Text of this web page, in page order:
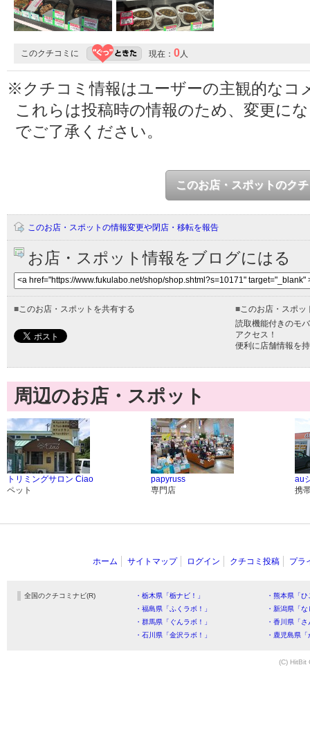
このクチコミに 現在： 0 人
※クチコミ情報はユーザーの主観的なコ
これらは投稿時の情報のため、変更に
でご了承ください。
このお店・スポットのク
このお店・スポットの情報変更や閉店・移転を報告
お店・スポット情報をブログにはる
■ このお店・スポットを共有する ■ このお店・スポ
読取機能付きのモ
アクセス！
便利に店舗情報を
周辺のお店・スポット
トリミングサロン Ciao
ペット
papyruss
専門店
au
携
ホーム サイトマップ ログイン クチコミ投稿 プラ
全国のクチコミナビ(R) ・栃木県「栃ナビ！」
・熊本県「
・福島県「ふくラボ！」
・新潟県「
・群馬県「ぐんラボ！」
・香川県「
・石川県「金沢ラボ！」
・鹿児島県
(C) HitBit